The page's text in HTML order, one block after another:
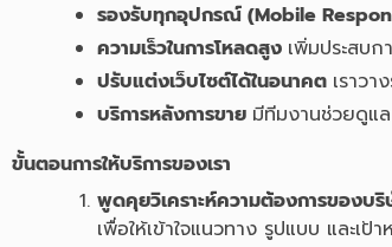
รองรับทุกอุปกรณ์ (Mobile
ความเร็วในการโหลดสูง เพิ่มประสบ
ปรับแต่งเว็บไซต์ได้ในอนาคต เราว
บริการหลังการขาย มีทีมงานช่วยดูแ
ขั้นตอนการให้บริการของเรา
พูดคุยวิเคราะห์ความต้องการของบ
เพื่อให้เข้าใจแนวทาง รูปแบบ และเป้